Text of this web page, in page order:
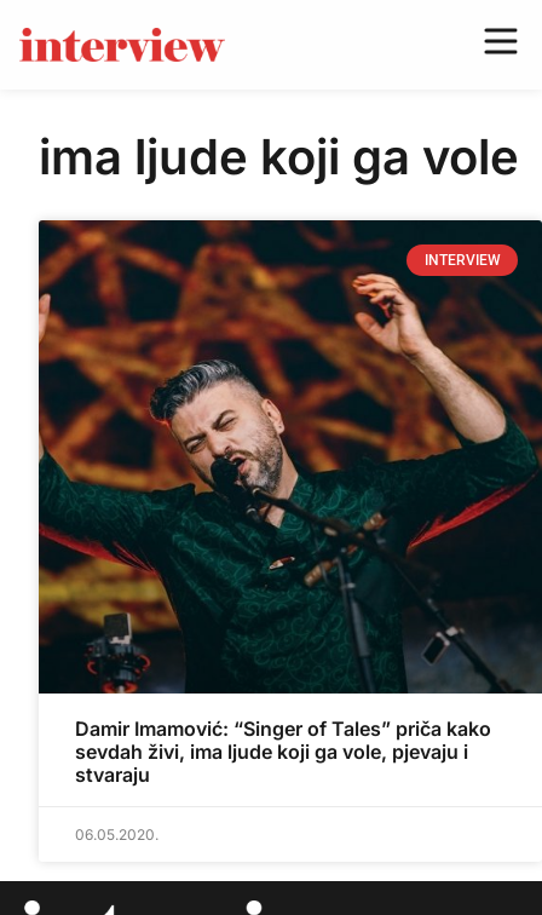
ima ljude koji ga vole
INTERVIEW
Damir Imamović: “Singer of Tales” priča kako
sevdah živi, ima ljude koji ga vole, pjevaju i
stvaraju
06.05.2020.